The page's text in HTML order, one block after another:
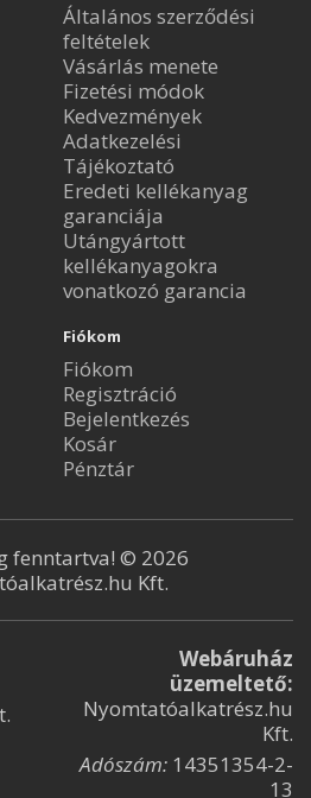
Általános szerződési
feltételek
Vásárlás menete
Fizetési módok
Kedvezmények
Adatkezelési
Tájékoztató
Eredeti kellékanyag
garanciája
Utángyártott
kellékanyagokra
vonatkozó garancia
Fiókom
Fiókom
Regisztráció
Bejelentkezés
Kosár
Pénztár
fenntartva! © 2026
Kft.
Webáruház
üzemeltető:
Nyomtatóalkatrész.hu
Kft.
Adószám: 14351354-2-
13